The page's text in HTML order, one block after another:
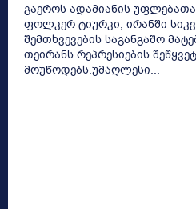
გაეროს ადამიანის
ფოლკერ ტიურკი, ირანში
შემთხვევების საგანგაშო
თეირანს რეპრესიების
მოუწოდებს.უმაღლესი...